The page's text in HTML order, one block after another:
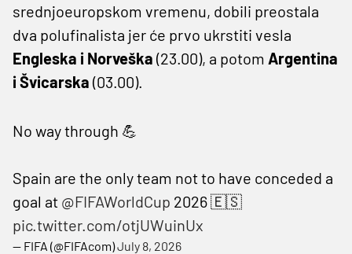
srednjoeuropskom vremenu, dobili preostala
dva polufinalista jer će prvo ukrstiti vesla
Engleska i Norveška (23.00), a potom Argentina
i Švicarska (03.00).
No way through 💪
Spain are the only team not to have conceded a
goal at @FIFAWorldCup 2026 🇪🇸
pic.twitter.com/otjUWuinUx
— FIFA (@FIFAcom)July 8, 2026